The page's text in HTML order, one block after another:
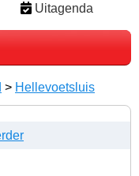
Uitagenda
> Hellevoetsluis